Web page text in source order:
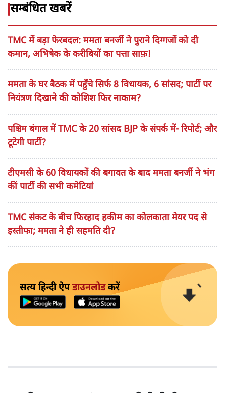
सम्बंधित खबरें
TMC में बड़ा फेरबदल: ममता बनर्जी ने पुराने दिग्गजों को दी
कमान, अभिषेक के करीबियों का पत्ता साफ़!
ममता के घर बैठक में पहुँचे सिर्फ 8 विधायक, 6 सांसद; पार्टी पर
नियंत्रण दिखाने की कोशिश फिर नाकाम?
पश्चिम बंगाल में TMC के 20 सांसद BJP के संपर्क में- रिपोर्ट; और
टूटेगी पार्टी?
टीएमसी के 60 विधायकों की बगावत के बाद ममता बनर्जी ने भंग
कीं पार्टी की सभी कमेटियां
TMC संकट के बीच फिरहाद हकीम का कोलकाता मेयर पद से
इस्तीफा; ममता ने ही सहमति दी?
सत्य हिन्दी ऐपडाउनलोडकरें